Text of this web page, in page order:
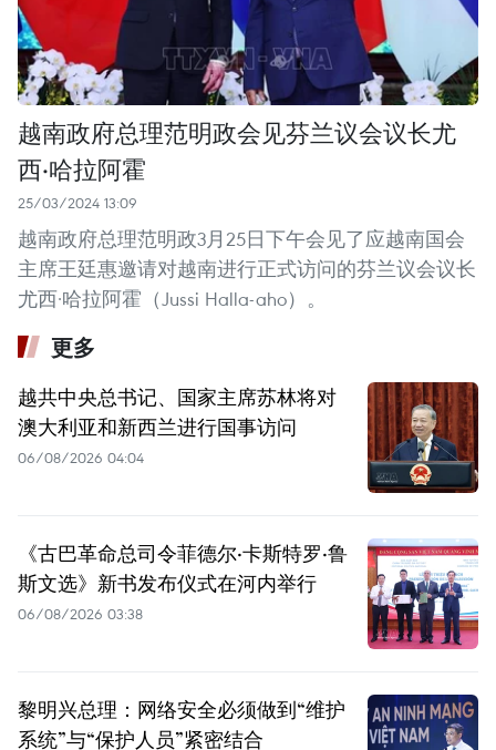
越南政府总理范明政会见芬兰议会议长尤
西·哈拉阿霍
25/03/2024 13:09
越南政府总理范明政3月25日下午会见了应越南国会
主席王廷惠邀请对越南进行正式访问的芬兰议会议长
尤西·哈拉阿霍（Jussi Halla-aho）。
更多
越共中央总书记、国家主席苏林将对
澳大利亚和新西兰进行国事访问
06/08/2026 04:04
《古巴革命总司令菲德尔·卡斯特罗·鲁
斯文选》新书发布仪式在河内举行
06/08/2026 03:38
黎明兴总理：网络安全必须做到“维护
系统”与“保护人员”紧密结合